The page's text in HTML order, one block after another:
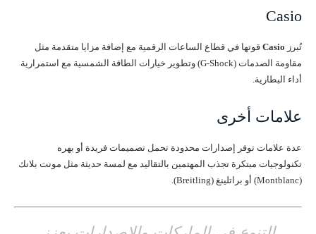
Casio
تُبرز Casio قوتها في قطاع الساعات الرقمية مع إضافة مزايا متقدمة مثل
مقاومة الصدمات (G-Shock) وتطوير خيارات الطاقة الشمسية مع استمرارية
أداء البطارية.
علامات أخرى
عدة علامات توفر إصدارات محدودة تحمل تصميمات فريدة أو بهره
تكنولوجيات مبتكرة تجذب المهتمين بالتقاليد مع لمسة حديثة مثل مونت بلانك
(Montblanc) أو براتلينغ (Breitling).